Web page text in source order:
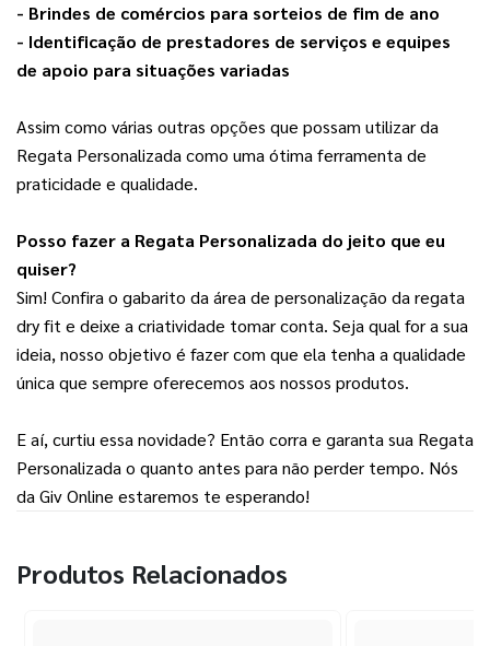
- Brindes de comércios para sorteios de fim de ano
- Identificação de prestadores de serviços e equipes
de apoio para situações variadas
Assim como várias outras opções que possam utilizar da
Regata Personalizada como uma ótima ferramenta de
praticidade e qualidade.
Posso fazer a Regata Personalizada do jeito que eu
quiser?
Sim! Confira o gabarito da área de personalização da regata
dry fit e deixe a criatividade tomar conta. Seja qual for a sua
ideia, nosso objetivo é fazer com que ela tenha a qualidade
única que sempre oferecemos aos nossos produtos.
E aí, curtiu essa novidade? Então corra e garanta sua Regata
Personalizada o quanto antes para não perder tempo. Nós
da Giv Online estaremos te esperando!
Produtos Relacionados